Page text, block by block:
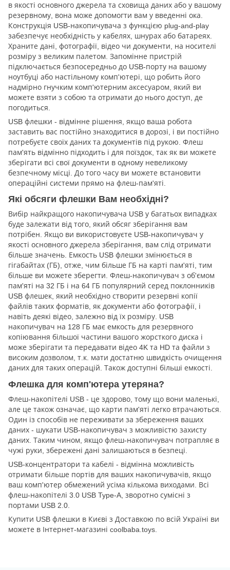
в якості основного джерела та сховища даних або у вашому
резервному, вона може допомогти вам у введенні ока.
Конструкція USB-накопичувача з функцією plug-and-play
забезпечує необхідність у кабелях, шнурах або батареях.
Храните дані, фотографії, відео чи документи, на носителі
розміру з великим палетом. Запомінне пристрій
підключається безпосередньо до USB-порту на вашому
ноутбуці або настільному комп'ютері, що робить його
надмірно гнучким комп'ютерним аксесуаром, який ви
можете взяти з собою та отримати до нього доступ, де
погодиться.
USB флешки - відмінне рішення, якщо ваша робота
заставить вас постійно знаходитися в дорозі, і ви постійно
потребуєте своїх даних та документів під рукою. Флеш
пам'ять відмінно підходить і для поїздок, так як ви можете
зберігати всі свої документи в одному невеликому
безпечному місці. До того часу ви можете встановити
операційні системи прямо на флеш-пам'яті.
Які обсяги флешки Вам необхідні?
Вибір найкращого накопичувача USB у багатьох випадках
буде залежати від того, який обсяг зберігання вам
потрібен. Якщо ви використовуєте USB-накопичувач у
якості основного джерела зберігання, вам слід отримати
більше значень. Емкость USB флешки змінюється в
гігабайтах (ГБ), отже, чим більше ГБ на карті пам'яті, тим
більше ви можете зберегти. Флеш-накопичувач з об'ємом
пам'яті на 32 ГБ і на 64 ГБ популярний серед поклонників
USB флешек, який необхідно створити резервні копії
файлів таких форматів, як документи або фотографії, і
навіть деякі відео, залежно від їх розміру. USB
накопичувач на 128 ГБ має емкость для резервного
копіювання більшої частини вашого жорсткого диска і
може зберігати та передавати відео 4K та HD та файли з
високим дозволом, т.к. мати достатню швидкість очищення
даних для таких операцій. Також доступні більші емкості.
Флешка для комп'ютера утеряна?
Флеш-накопітелі USB - це здорово, тому що вони маленькі,
але це також означає, що карти пам'яті легко втрачаються.
Один із способів не переживати за збереження ваших
даних - шукати USB-накопичувач з можливістю захисту
даних. Таким чином, якщо флеш-накопичувач потрапляє в
чужі руки, збережені дані залишаються в безпеці.
USB-концентратори та кабелі - відмінна можливість
отримати більше портів для ваших накопичувачів, якщо
ваш комп'ютер обмежений усіма кількома виходами. Всі
флеш-накопітелі 3.0 USB Type-A, зворотно сумісні з
портами USB 2.0.
Купити USB флешки в Києві з Доставкою по всій Україні ви
можете в Інтернет-магазині coolbaba.toys.